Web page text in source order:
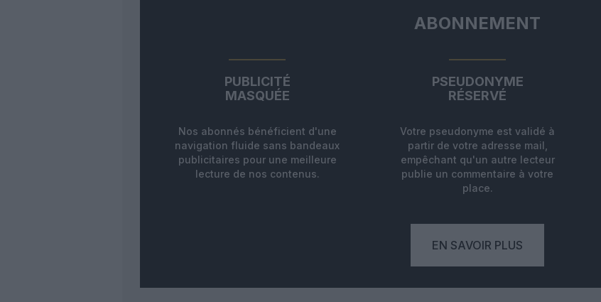
ABONNEMENT
PUBLICITÉ
MASQUÉE
Nos abonnés bénéficient d'une
navigation fluide sans bandeaux
publicitaires pour une meilleure
lecture de nos contenus.
PSEUDONYME
RÉSERVÉ
Votre pseudonyme est validé à
partir de votre adresse mail,
empêchant qu'un autre lecteur
publie un commentaire à votre
place.
EN SAVOIR PLUS